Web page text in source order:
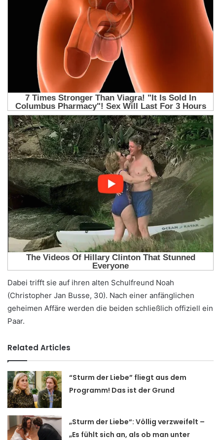
Dabei trifft sie auf ihren alten Schulfreund Noah
(Christopher Jan Busse, 30). Nach einer anfänglichen
geheimen Affäre werden die beiden schließlich offiziell ein
Paar.
Related Articles
“Sturm der Liebe” fliegt aus dem
Programm! Das ist der Grund
„Sturm der Liebe“: Völlig verzweifelt –
„Es fühlt sich an, als ob man unter